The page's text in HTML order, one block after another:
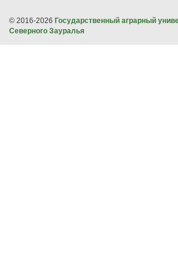
© 2016-2026 Государственный аграрный
Северного Зауралья